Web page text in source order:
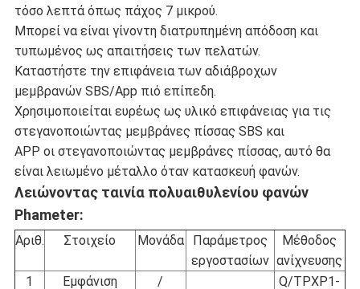
τόσο λεπτά όπως πάχος 7 μικρού.
Μπορεί να είναι γίνοντη διατρυπημένη απόδοση και
τυπωμένος ως απαιτήσεις των πελατών.
Καταστήστε την επιφάνεια των αδιάβροχων
μεμβρανών SBS/App πιό επίπεδη.
Χρησιμοποιείται ευρέως ως υλικό επιφάνειας για τις
στεγανοποιώντας μεμβράνες πίσσας SBS και
APP οι στεγανοποιώντας μεμβράνες πίσσας, αυτό θα
είναι λειωμένο μέταλλο όταν κατασκευή φανών.
Λειώνοντας ταινία πολυαιθυλενίου φανών
Phameter:
Αριθ. Στοιχείο Μονάδα
Παράμετρος
εργοστασίων
Μέθοδος
ανίχνευσης
1
Εμφάνιση / Q/TPXP1-